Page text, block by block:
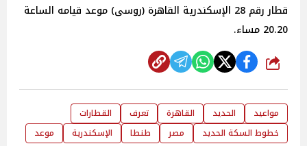
قطار رقم 28 الإسكندرية القاهرة (روسى) موعد قيامه الساعة
20.20 مساء.
شارك
مواعيد الحديد القاهرة تعرف
القطارات
خطوط السكة الحديد
مصر طنطا الإسكندرية موعد